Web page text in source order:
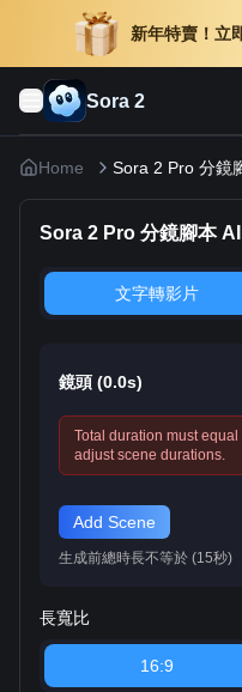
新年特賣！立
Sora 2
Home Sora 2 Pro 分鏡
Sora 2 Pro 分鏡腳本 AI
文字轉影片
鏡頭 (0.0s)
Total duration must equal
adjust scene durations.
Add Scene
生成前總時長不等於 (15秒)
長寬比
16:9